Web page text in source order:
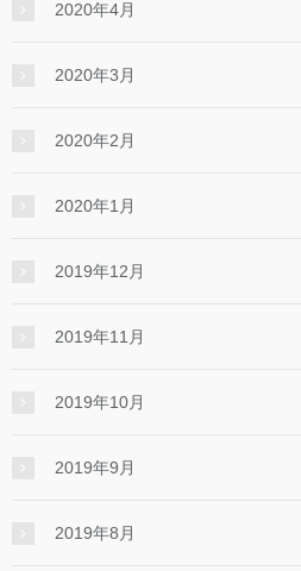
2020年4月
2020年3月
2020年2月
2020年1月
2019年12月
2019年11月
2019年10月
2019年9月
2019年8月